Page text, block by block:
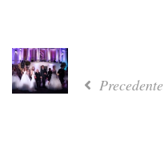
Precedente